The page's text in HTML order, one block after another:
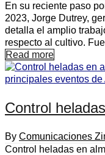
En su reciente paso
2023, Jorge Dutrey,
detalla el amplio
respecto al cultivo.
Read more
Control
By Comunicaciones
Control heladas en